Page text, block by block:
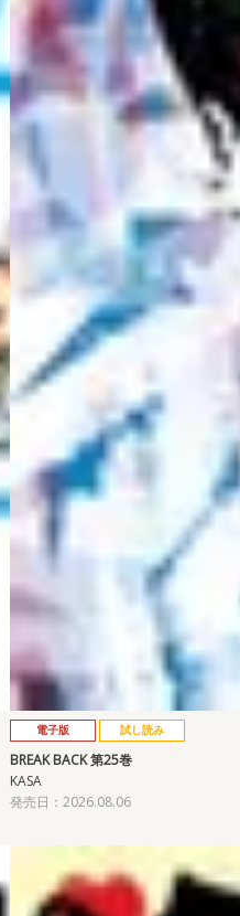
電子版 試し読み
BREAK BACK 第25巻
KASA
発売日：2026.08.06